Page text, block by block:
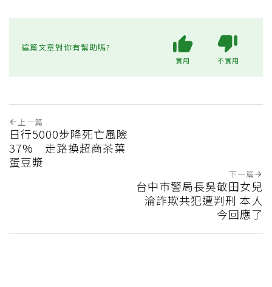
這篇文章對你有幫助嗎?
實用 不實用
上一篇
日行5000步降死亡風險
37% 走路換超商茶葉
蛋豆漿
下一篇
台中市警局長吳敬田女兒
淪詐欺共犯遭判刑 本人
今回應了